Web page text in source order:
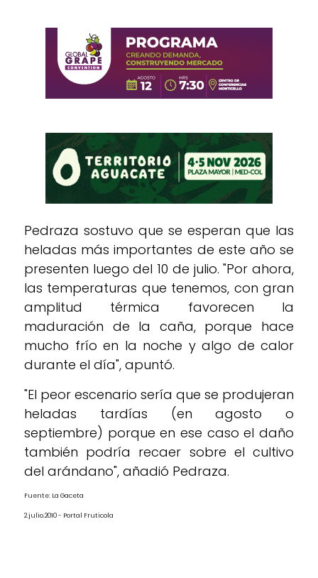
Pedraza sostuvo que se esperan que las
heladas más importantes de este año se
presenten luego del 10 de julio. "Por ahora,
las temperaturas que tenemos, con gran
amplitud térmica favorecen la
maduración de la caña, porque hace
mucho frío en la noche y algo de calor
durante el día", apuntó.
"El peor escenario sería que se produjeran
heladas tardías (en agosto o
septiembre) porque en ese caso el daño
también podría recaer sobre el cultivo
del arándano", añadió Pedraza.
Fuente: La Gaceta
2.julio.2010 - Portal Fruticola